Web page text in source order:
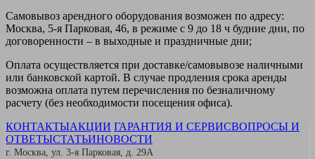
Самовывоз арендного оборудования возможен по адресу:
Москва, 5-я Парковая, 46, в режиме с 9 до 18 ч будние дни, по
договоренности – в выходные и праздничные дни;
Оплата осуществляется при доставке/самовывозе наличными
или банковской картой. В случае продления срока аренды
возможна оплата путем перечисления по безналичному
расчету (без необходимости посещения офиса).
КОНТАКТЫАКЦИИ ГАРАНТИЯ И СЕРВИСВОПРОСЫ И
ОТВЕТЫСТАТЬИНОВОСТИ
г. Москва, ул. 3-я Парковая, д. 29А